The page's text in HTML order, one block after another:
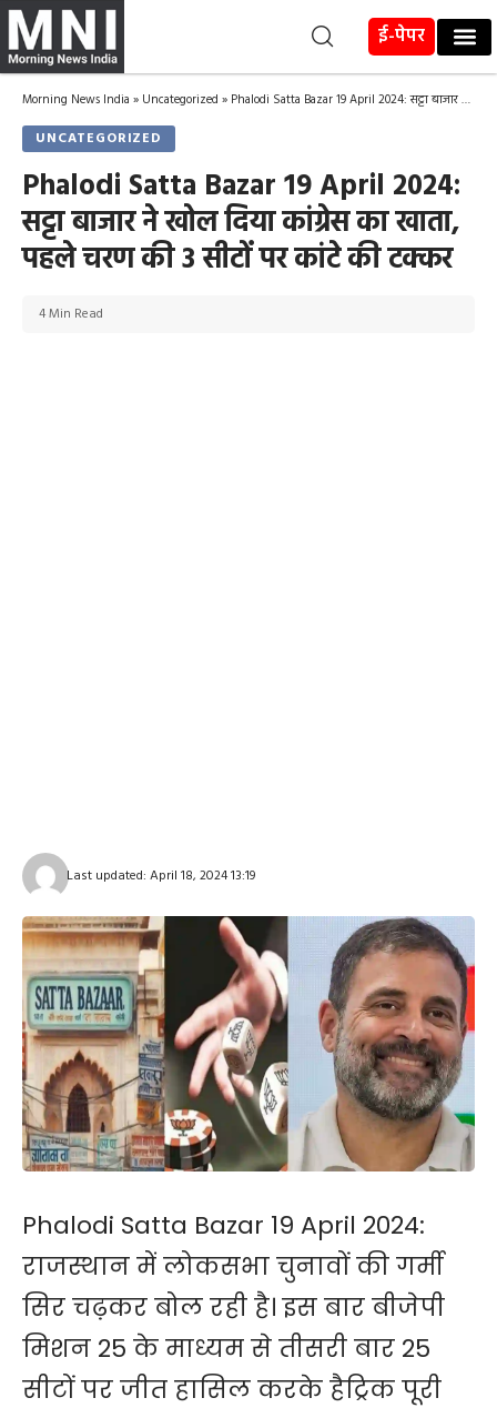
ई-पेपर
Morning News India » Uncategorized » Phalodi Satta Bazar 19 April 2024: सट्टा बाजार ने खोल दिया कांग्रेस का खाता, पहले चरण की 3 सीटों पर कांटे की टक्कर
UNCATEGORIZED
Phalodi Satta Bazar 19 April 2024:
सट्टा बाजार ने खोल दिया कांग्रेस का खाता,
पहले चरण की 3 सीटों पर कांटे की टक्कर
Last updated: April 18, 2024 13:19
4 Min Read
Phalodi Satta Bazar 19 April 2024:
राजस्थान में लोकसभा चुनावों की गर्मी
सिर चढ़कर बोल रही है। इस बार बीजेपी
मिशन 25 के माध्यम से तीसरी बार 25
सीटों पर जीत हासिल करके हैट्रिक पूरी